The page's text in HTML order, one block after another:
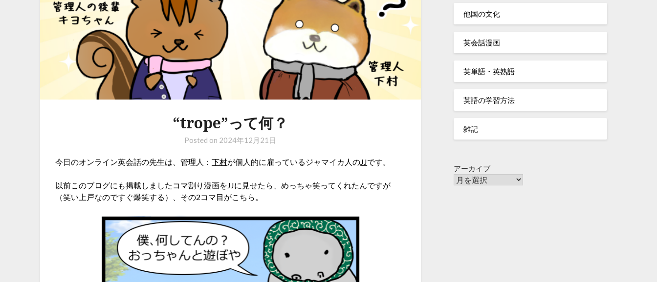
“trope”って何？
Posted on 2024年12月21日
今日のオンライン英会話の先生は、管理人：下村が個人的に雇っているジャマイカ人のJJです。
以前このブログにも掲載しましたコマ割り漫画をJJに見せたら、めっちゃ笑ってくれたんですが
（笑い上戸なのですぐ爆笑する）、その2コマ目がこちら。
他国の文化
英会話漫画
英単語・英熟語
英語の学習方法
雑記
アーカイブ